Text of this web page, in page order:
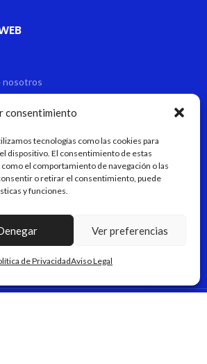
consentimiento
tecnologías como las cookies para
dispositivo. El consentimiento de estas
el comportamiento de navegación o las
o retirar el consentimiento, puede
y funciones.
Ver preferencias
de PrivacidadAviso Legal
nosotros